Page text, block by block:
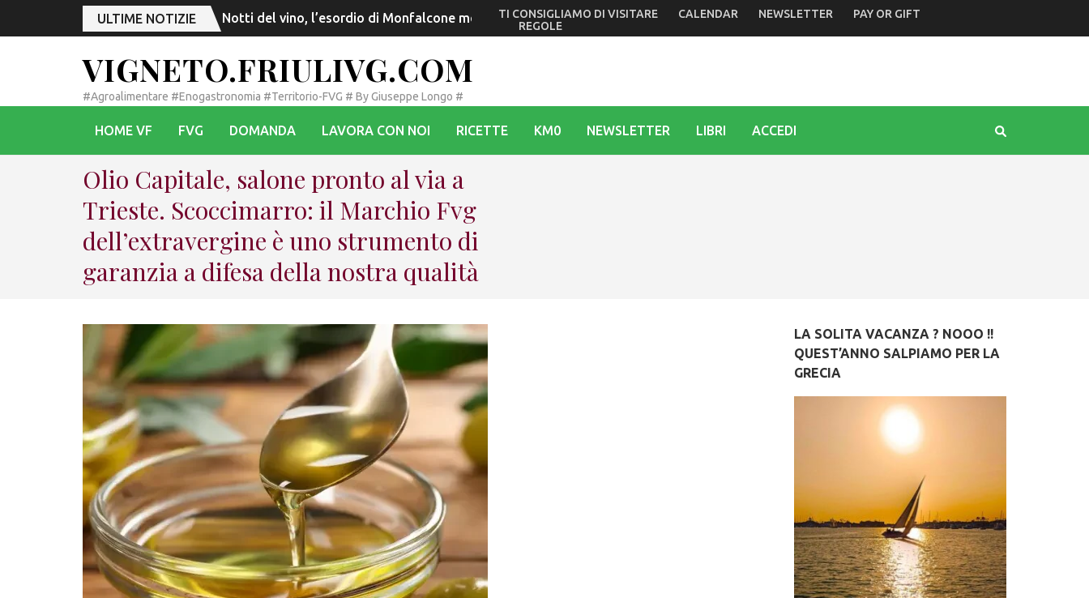
ULTIME NOTIZIE Notti del vino, l’esordio di Monfalcone mentre Dolegna e Prepotto tornano sul Ponte dello Schioppettino. Le proposte di Camino in riva al
TI CONSIGLIAMO DI VISITARE CALENDAR NEWSLETTER
PAY OR GIFT
REGOLE
VIGNETO.FRIULIVG.COM
#Agroalimentare #Enogastronomia #Territorio-FVG # By Giuseppe Longo #
HOME VF FVG DOMANDA LAVORA CON NOI RICETTE KM0 NEWSLETTER LIBRI ACCEDI
Olio Capitale, salone pronto al via a
Trieste. Scoccimarro: il Marchio Fvg
dell’extravergine è uno strumento di
garanzia a difesa della nostra qualità
LA SOLITA VACANZA ? NOOO !!
QUEST’ANNO SALPIAMO PER LA
GRECIA